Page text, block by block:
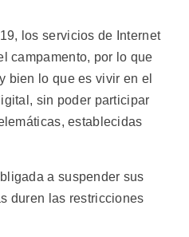
los servicios de Internet
campamento, por lo que
bien lo que es vivir en el
sin poder participar
establecidas
a suspender sus
duren las restricciones